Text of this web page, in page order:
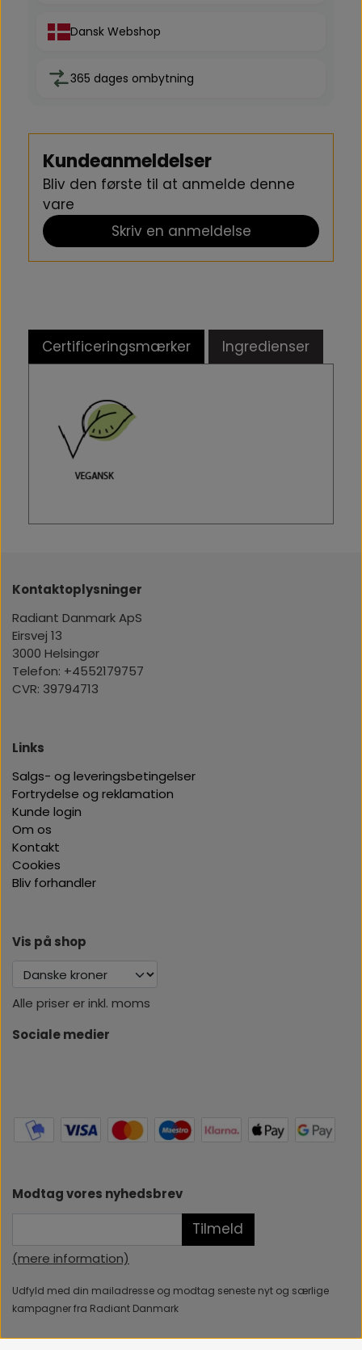
Dansk Webshop
365 dages ombytning
Kundeanmeldelser
Bliv den første til at anmelde denne
vare
Skriv en anmeldelse
Certificeringsmærker Ingredienser
Kontaktoplysninger
Radiant Danmark ApS
Eirsvej 13
3000 Helsingør
Telefon: +4552179757
CVR: 39794713
Links
Salgs- og leveringsbetingelser
Fortrydelse og reklamation
Kunde login
Om os
Kontakt
Cookies
Bliv forhandler
Vis på shop
Alle priser er inkl. moms
Sociale medier
Modtag vores nyhedsbrev
Tilmeld
(mere information)
Udfyld med din mailadresse og modtag seneste nyt og særlige
kampagner fra Radiant Danmark